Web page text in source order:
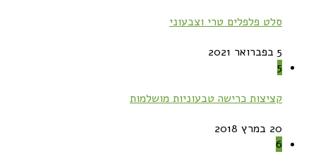
סלט פלפלים טרי וצבעוני
5 בפברואר 2021
5
קציצות כרישה טבעוניות מושלמות
20 במרץ 2018
6